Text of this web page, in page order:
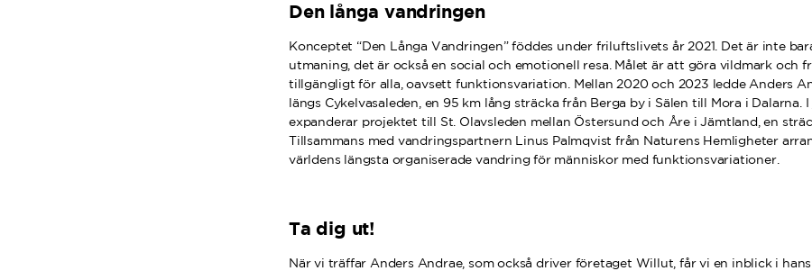
Den långa vandringen
Konceptet “Den Långa Vandringen” föddes under friluftslivets år 2021. Det är inte
utmaning, det är också en social och emotionell resa. Målet är att göra vildmark och
tillgängligt för alla, oavsett funktionsvariation. Mellan 2020 och 2023 ledde Anders
längs Cykelvasaleden, en 95 km lång sträcka från Berga by i Sälen till Mora i Dalarna.
expanderar projektet till St. Olavsleden mellan Östersund och Åre i Jämtland, en
Tillsammans med vandringspartnern Linus Palmqvist från Naturens Hemligheter
världens längsta organiserade vandring för människor med funktionsvariationer.
Ta dig ut!
När vi träffar Anders Andrae, som också driver företaget Willut, får vi en inblick i